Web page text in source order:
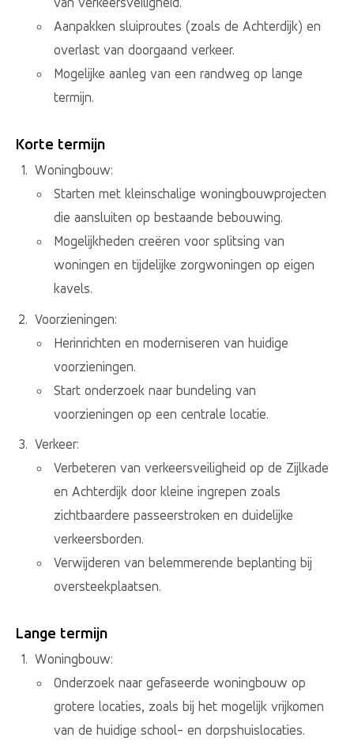
Aanpakken sluiproutes (zoals de Achterdijk) en
overlast van doorgaand verkeer.
Mogelijke aanleg van een randweg op lange
termijn.
Korte termijn
Woningbouw:
Starten met kleinschalige woningbouwprojecten
die aansluiten op bestaande bebouwing.
Mogelijkheden creëren voor splitsing van
woningen en tijdelijke zorgwoningen op eigen
kavels.
Voorzieningen:
Herinrichten en moderniseren van huidige
voorzieningen.
Start onderzoek naar bundeling van
voorzieningen op een centrale locatie.
Verkeer:
Verbeteren van verkeersveiligheid op de Zijlkade
en Achterdijk door kleine ingrepen zoals
zichtbaardere passeerstroken en duidelijke
verkeersborden.
Verwijderen van belemmerende beplanting bij
oversteekplaatsen.
Lange termijn
Woningbouw:
Onderzoek naar gefaseerde woningbouw op
grotere locaties, zoals bij het mogelijk vrijkomen
van de huidige school- en dorpshuislocaties.